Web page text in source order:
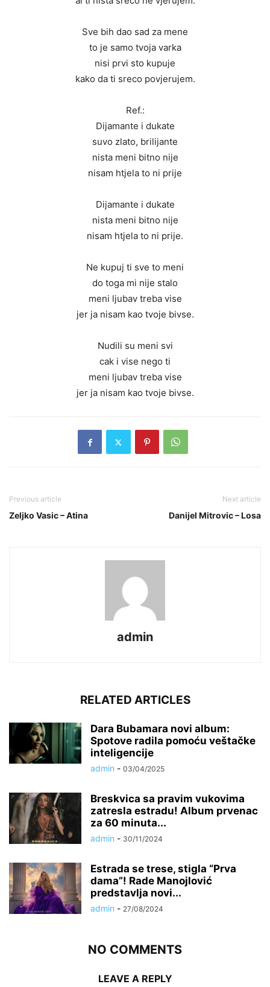
Sve bih dao sad za mene
to je samo tvoja varka
nisi prvi sto kupuje
kako da ti sreco povjerujem.
Ref.:
Dijamante i dukate
suvo zlato, brilijante
nista meni bitno nije
nisam htjela to ni prije
Dijamante i dukate
nista meni bitno nije
nisam htjela to ni prije.
Ne kupuj ti sve to meni
do toga mi nije stalo
meni ljubav treba vise
jer ja nisam kao tvoje bivse.
Nudili su meni svi
cak i vise nego ti
meni ljubav treba vise
jer ja nisam kao tvoje bivse.
Previous article
Zeljko Vasic – Atina
Next article
Danijel Mitrovic – Losa
admin
RELATED ARTICLES
Dara Bubamara novi album:
Spotove radila pomoću veštačke
inteligencije
admin - 03/04/2025
Breskvica sa pravim vukovima
zatresla estradu! Album prvenac
za 60 minuta...
admin - 30/11/2024
Estrada se trese, stigla “Prva
dama”! Rade Manojlović
predstavlja novi...
admin - 27/08/2024
NO COMMENTS
LEAVE A REPLY